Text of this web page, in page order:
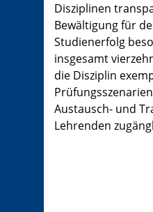
Disziplinen
Bewältigung für
Studienerfolg
insgesamt
die Disziplin
Austausch- und
Lehrenden